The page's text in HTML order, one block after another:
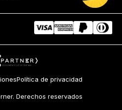
Política de privacidad
Derechos reservados